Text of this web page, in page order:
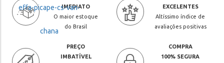
IMEDIATO
O maior estoque
do Brasil
EXCELENTES
Altíssimo índice de
avaliações positivas
PREÇO
IMBATÍVEL
COMPRA
100% SEGURA